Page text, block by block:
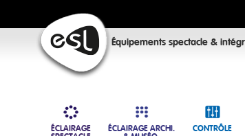
Équipements spectacle &
ÉCLAIRAGE
ÉCLAIRAGE ARCHI.
CONTRÔLE